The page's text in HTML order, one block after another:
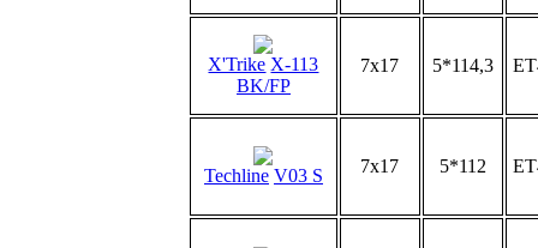
X'Trike X-113
BK/FP
7x17 5*114,3
Techline V03 S 7x17 5*112